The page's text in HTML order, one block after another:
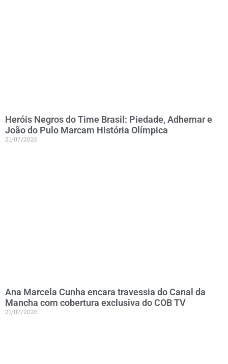
Heróis Negros do Time Brasil: Piedade, Adhemar e
João do Pulo Marcam História Olímpica
21/07/2026
Ana Marcela Cunha encara travessia do Canal da
Mancha com cobertura exclusiva do COB TV
21/07/2026